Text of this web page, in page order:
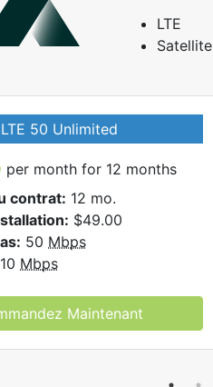
LTE
Satellite
LTE 50 Unlimited
per month for 12 months
contrat: 12 mo.
$49.00
50 Mbps
10 Mbps
Maintenant